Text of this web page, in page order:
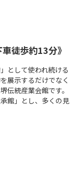
徒歩約13分》
として使われ続ける
展示するだけでなく
伝統産業会館です。
館」とし、多くの見